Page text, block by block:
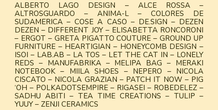
ALBERTO LAGO DESIGN – ALCE ROSSA –
ALTROSGUARDO – ANIMA-L – COLORES DE
SUDAMERICA – COSE A CASO – DE.SIGN – DEZEN
DEZEN – DIFFERENT JOY – ELISABETTA RONCORONI
– ERGOT – GRETA PIGATTO COUTURE – GROUND UP
FURNITURE – HEARTIGIAN – HONEYCOMB DESIGN –
ISOI – LAB.AB – LA TOS – LET THE CAT IN – LONELY
REDS – MANUFABRIKA – MELIPA BAG – MERAKI
NOTEBOOK – MIILA SHOES – NEPERO – NICOLA
CISCATO – NICOLA GRAZIAN – PATCH IT NOW – PIG
‘OH – POLKADOTSEMPIRE – RIGASEI – ROBEDELEZ –
SADHU ABITI – TEA TIME CREATIONS – TULIP –
YUUY – ZENJI CERAMICS